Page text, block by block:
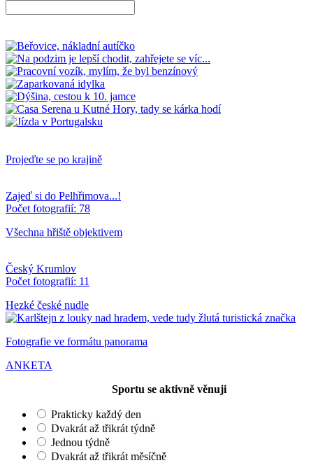
Projeďte se po krajině
Zajeď si do Pelhřimova...!
Počet fotografií: 78
Všechna hřiště objektivem
Český Krumlov
Počet fotografií: 11
Hezké české nudle
Fotografie ve formátu panorama
ANKETA
Sportu se aktivně věnuji
Prakticky každý den
Dvakrát až třikrát týdně
Jednou týdně
Dvakrát až třikrát měsíčně